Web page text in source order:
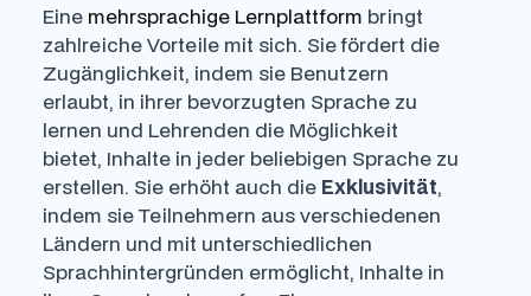
Eine mehrsprachige Lernplattform bringt
zahlreiche Vorteile mit sich. Sie fördert die
Zugänglichkeit, indem sie Benutzern
erlaubt, in ihrer bevorzugten Sprache zu
lernen und Lehrenden die Möglichkeit
bietet, Inhalte in jeder beliebigen Sprache zu
erstellen. Sie erhöht auch die Exklusivität,
indem sie Teilnehmern aus verschiedenen
Ländern und mit unterschiedlichen
Sprachhintergründen ermöglicht, Inhalte in